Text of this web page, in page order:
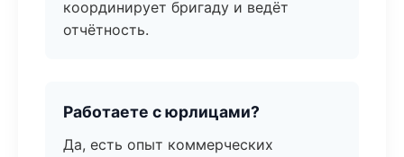
координирует бригаду и ведёт
отчётность.
Работаете с юрлицами?
Да, есть опыт коммерческих